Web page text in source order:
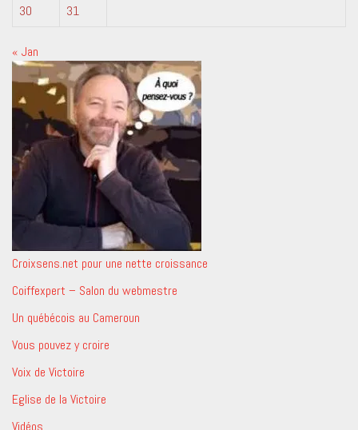
30
31
« Jan
Croixsens.net pour une nette croissance
Coiffexpert – Salon du webmestre
Un québécois au Cameroun
Vous pouvez y croire
Voix de Victoire
Eglise de la Victoire
Vidéos